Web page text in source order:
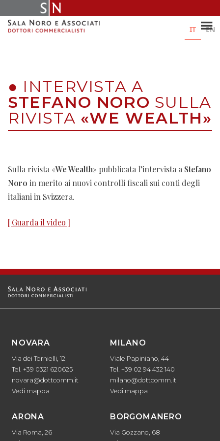
to
content
IT EN
● INTERVISTA A
STEFANO NORO SULLA
RIVISTA «WE WEALTH»
Sulla rivista «We Wealth» pubblicata l’intervista a Stefano
Noro in merito ai nuovi controlli fiscali sui conti degli
italiani in Svizzera.
[ Guarda il video ]
NOVARA
Via dei Tornielli, 12
Tel. +39 0321 620625
novara@dottcomm.it
Vedi mappa
MILANO
Viale Papiniano, 44
Tel. +39 02 94 432 140
milano@dottcomm.it
Vedi mappa
ARONA
Via Roma, 26
BORGOMANERO
Via Gozzano, 68